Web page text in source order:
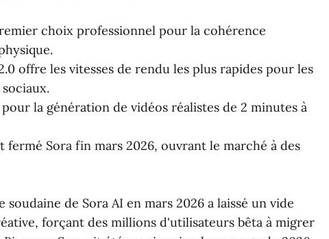
choix professionnel pour la cohérence
offre les vitesses de rendu les plus rapides pour les
la génération de vidéos réalistes de 2 minutes à
Sora fin mars 2026, ouvrant le marché à des
soudaine de Sora AI en mars 2026 a laissé un vide
forçant des millions d'utilisateurs bêta à migrer